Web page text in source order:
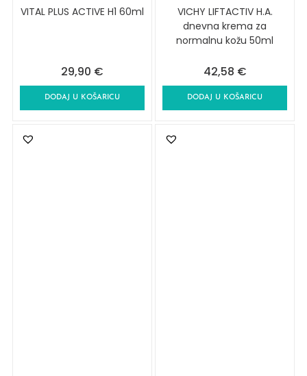
VITAL PLUS ACTIVE H1 60ml
29,90 €
DODAJ U KOŠARICU
VICHY LIFTACTIV H.A.
dnevna krema za
normalnu kožu 50ml
42,58 €
DODAJ U KOŠARICU